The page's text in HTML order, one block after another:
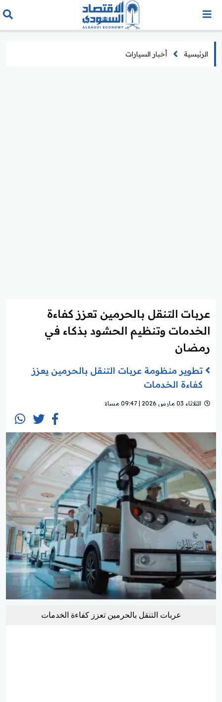
الرئيسية أخبار السيارات
عربات التنقل بالحرمين تعزز كفاءة
الخدمات وتنظيم الحشود بذكاء في
رمضان
تطوير منظومة عربات التنقل بالحرمين يعزز
كفاءة الخدمات
الثلاثاء 03 مارس 2026 | 09:47 مساءً
عربات التنقل بالحرمين تعزز كفاءة الخدمات